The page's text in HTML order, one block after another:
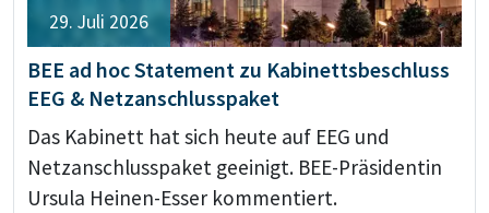
29. Juli 2026
BEE ad hoc Statement zu Kabinettsbeschluss
EEG & Netzanschlusspaket
Das Kabinett hat sich heute auf EEG und
Netzanschlusspaket geeinigt. BEE-Präsidentin
Ursula Heinen-Esser kommentiert.